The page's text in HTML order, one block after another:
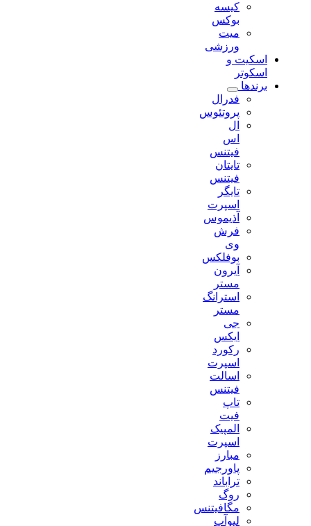
کیسه
بوکس
میت
ورزشی
اسکیت و
اسکوتر
برندها
فدرال
پروتئوس
فیتنس
تایتان
فیتنس
تایگر
اسپرت
آذیموس
فرش
بوفلکس
آیرون
استرانگ
جی
رکورد
اسپرت
اسالت
فیتنس
تاپ
المپیک
اسپرت
مبارز
پاورجیم
تراباند
روگ
مگافیتنس
لیوآپ